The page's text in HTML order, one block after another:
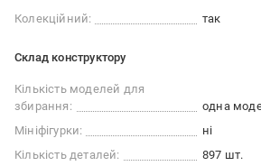
Колекційний:
так
Склад конструктору
Кількість моделей для
збирання:
одна
Мініфігурки:
ні
Кількість деталей:
897 шт.